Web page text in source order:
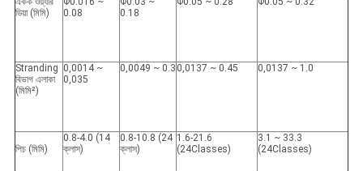
ডিয়া (মিমি)
0.08
0.18
Stranding
বিভাগ এলাকা
(মিমি²)
0,0014 ~
0,035
0,0049 ~ 0.3 0,0137 ~ 0.45 0,0137 ~ 1.0
পিচ (মিমি)
0.8-4.0 (14
ক্লাস)
0.8-10.8 (24
ক্লাস)
1.6-21.6
(24Classes)
3.1 ~ 33.3
(24Classes)